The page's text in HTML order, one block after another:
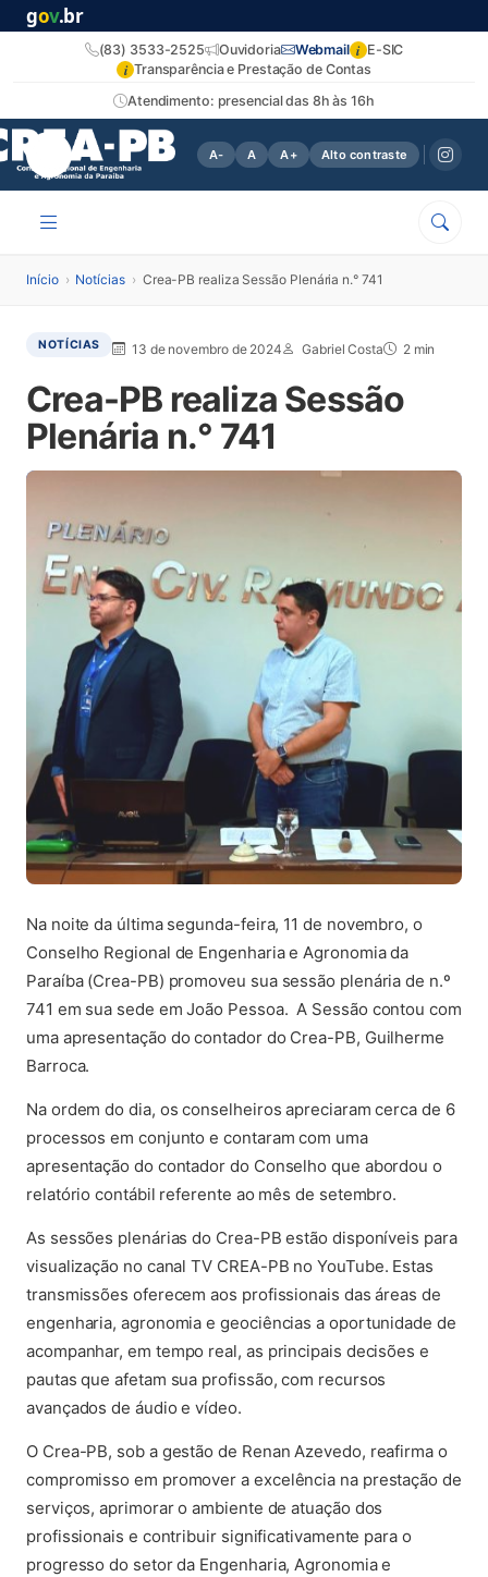
gov.br
Atendimento: presencial das 8h às 16h
(83) 3533-2525 Ouvidoria Webmail i E-SIC
i Transparência e Prestação de Contas
A- A A+ Alto contraste
Início › Notícias › Crea-PB realiza Sessão Plenária n.° 741
NOTÍCIAS 13 de novembro de 2024 Gabriel Costa 2 min
Crea-PB realiza Sessão
Plenária n.° 741
Na noite da última segunda-feira, 11 de novembro, o
Conselho Regional de Engenharia e Agronomia da
Paraíba (Crea-PB) promoveu sua sessão plenária de n.º
741 em sua sede em João Pessoa. A Sessão contou com
uma apresentação do contador do Crea-PB, Guilherme
Barroca.
Na ordem do dia, os conselheiros apreciaram cerca de 6
processos em conjunto e contaram com uma
apresentação do contador do Conselho que abordou o
relatório contábil referente ao mês de setembro.
As sessões plenárias do Crea-PB estão disponíveis para
visualização no canal TV CREA-PB no YouTube. Estas
transmissões oferecem aos profissionais das áreas de
engenharia, agronomia e geociências a oportunidade de
acompanhar, em tempo real, as principais decisões e
pautas que afetam sua profissão, com recursos
avançados de áudio e vídeo.
O Crea-PB, sob a gestão de Renan Azevedo, reafirma o
compromisso em promover a excelência na prestação de
serviços, aprimorar o ambiente de atuação dos
profissionais e contribuir significativamente para o
progresso do setor da Engenharia, Agronomia e